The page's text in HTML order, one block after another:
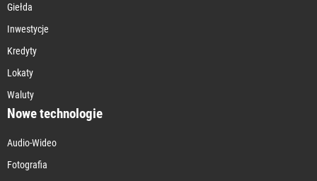
Giełda
Inwestycje
Kredyty
Lokaty
Waluty
Nowe technologie
Audio-Wideo
Fotografia